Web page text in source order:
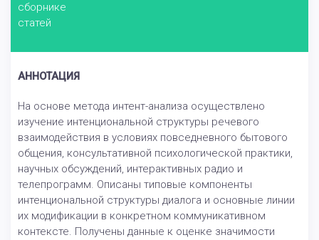
сборнике
статей
АННОТАЦИЯ
На основе метода интент-анализа осуществлено
изучение интенциональной структуры речевого
взаимодействия в условиях повседневного бытового
общения, консультативной психологической практики,
научных обсуждений, интерактивных радио и
телепрограмм. Описаны типовые компоненты
интенциональной структуры диалога и основные линии
их модификации в конкретном коммуникативном
контексте. Получены данные к оценке значимости